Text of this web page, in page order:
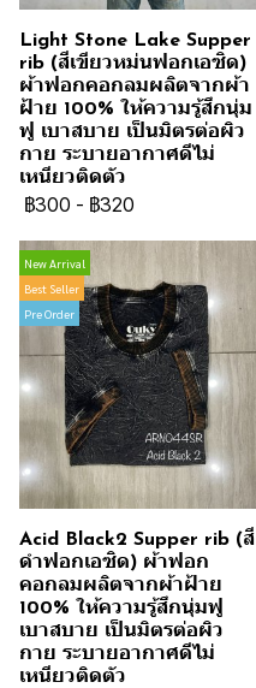
Light Stone Lake Supper
rib (สีเขียวหม่นฟอกเอซิด)
ผ้าฟอกคอกลมผลิตจากผ้า
ฝ้าย 100% ให้ความรู้สึกนุ่ม
ฟู เบาสบาย เป็นมิตรต่อผิว
กาย ระบายอากาศดีไม่
เหนียวติดตัว
฿300 - ฿320
New Arrival
Best Seller
Pre Order
Acid Black2 Supper rib (สี
ดำฟอกเอซิด) ผ้าฟอก
คอกลมผลิตจากผ้าฝ้าย
100% ให้ความรู้สึกนุ่มฟู
เบาสบาย เป็นมิตรต่อผิว
กาย ระบายอากาศดีไม่
เหนียวติดตัว